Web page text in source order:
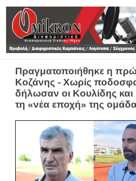
Πραγματοποιήθηκε η
Κοζάνης - Χωρίς
δήλωσαν οι Κουλίδης και
τη «νέα εποχή» της